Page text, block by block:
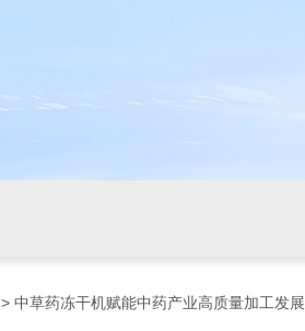
> 中草药冻干机赋能中药产业高质量加工发展